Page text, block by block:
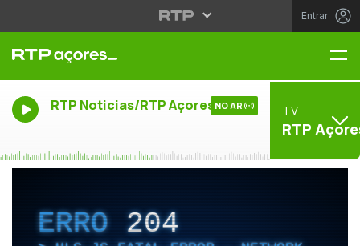
Entrar
RTP Noticias/RTP Açores NO AR TV
RTP
ERRO204